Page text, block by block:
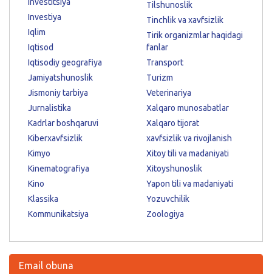
Investiya
Iqlim
Iqtisod
Iqtisodiy geografiya
Jamiyatshunoslik
Jismoniy tarbiya
Jurnalistika
Kadrlar boshqaruvi
Kiberxavfsizlik
Kimyo
Kinematografiya
Kino
Klassika
Kommunikatsiya
Tilshunoslik
Tinchlik va xavfsizlik
Tirik organizmlar haqidagi
fanlar
Transport
Turizm
Veterinariya
Xalqaro munosabatlar
Xalqaro tijorat
xavfsizlik va rivojlanish
Xitoy tili va madaniyati
Xitoyshunoslik
Yapon tili va madaniyati
Yozuvchilik
Zoologiya
Email obuna